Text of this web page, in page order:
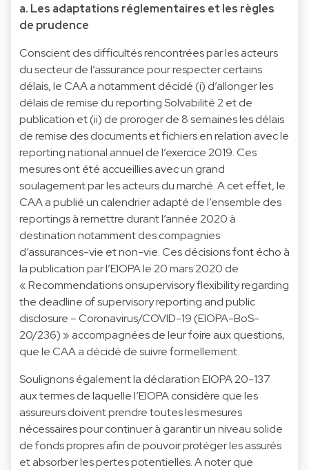
a. Les adaptations réglementaires et les règles
de prudence
Conscient des difficultés rencontrées par les acteurs
du secteur de l’assurance pour respecter certains
délais, le CAA a notamment décidé (i) d’allonger les
délais de remise du reporting Solvabilité 2 et de
publication et (ii) de proroger de 8 semaines les délais
de remise des documents et fichiers en relation avec le
reporting national annuel de l’exercice 2019. Ces
mesures ont été accueillies avec un grand
soulagement par les acteurs du marché. A cet effet, le
CAA a publié un calendrier adapté de l’ensemble des
reportings à remettre durant l’année 2020 à
destination notamment des compagnies
d’assurances-vie et non-vie. Ces décisions font écho à
la publication par l’EIOPA le 20 mars 2020 de
« Recommendations onsupervisory flexibility regarding
the deadline of supervisory reporting and public
disclosure – Coronavirus/COVID-19 (EIOPA-BoS-
20/236) » accompagnées de leur foire aux questions,
que le CAA a décidé de suivre formellement.
Soulignons également la déclaration EIOPA 20-137
aux termes de laquelle l’EIOPA considère que les
assureurs doivent prendre toutes les mesures
nécessaires pour continuer à garantir un niveau solide
de fonds propres afin de pouvoir protéger les assurés
et absorber les pertes potentielles. A noter que